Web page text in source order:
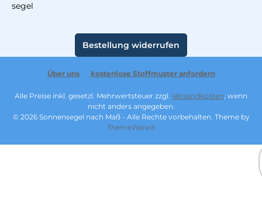
segel
Bestellung widerrufen
Über uns kostenlose Stoffmuster anfordern
Alle Preise inkl. gesetzl. Mehrwertsteuer zzgl. Versandkosten, wenn
nicht anders angegeben.
© 2026 Sonnensegel nach Maß - Alle Rechte vorbehalten. Theme by
ThemeWare®